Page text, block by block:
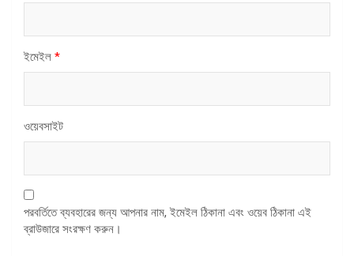
ইমেইল *
ওয়েবসাইট
পরবর্তিতে ব্যবহারের জন্য আপনার নাম, ইমেইল ঠিকানা এবং ওয়েব ঠিকানা এই
ব্রাউজারে সংরক্ষণ করুন।